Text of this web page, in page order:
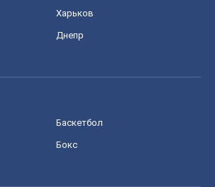
Харьков
Днепр
Баскетбол
Бокс